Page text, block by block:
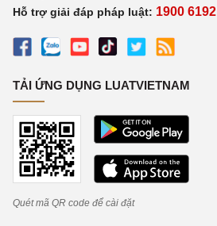
Hỗ trợ giải đáp pháp luật: 1900 6192
TẢI ỨNG DỤNG LUATVIETNAM
Quét mã QR code để cài đặt